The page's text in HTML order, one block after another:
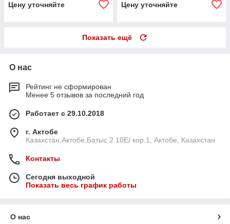
Цену уточняйте Цену уточняйте
Показать ещё
О нас
Рейтинг не сформирован
Менее 5 отзывов за последний год
Работает с 29.10.2018
г. Актобе
Казахстан,Актобе,Батыс 2 10E/ кор.1, Актобе, Казахстан
Контакты
Сегодня выходной
Показать весь график работы
О нас